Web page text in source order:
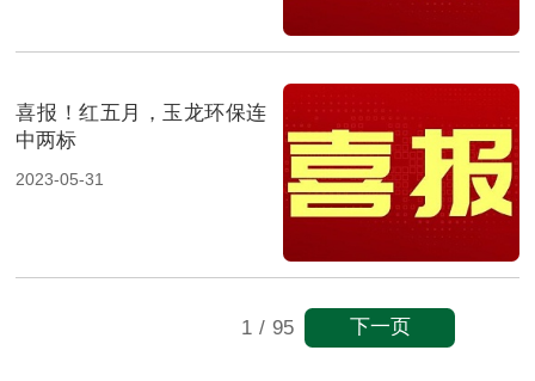
喜报！红五月，玉龙环保连
中两标
2023-05-31
1 / 95 下一页